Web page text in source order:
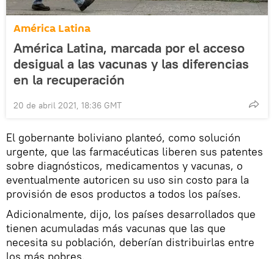
América Latina
América Latina, marcada por el acceso
desigual a las vacunas y las diferencias
en la recuperación
20 de abril 2021, 18:36 GMT
El gobernante boliviano planteó, como solución
urgente, que las farmacéuticas liberen sus patentes
sobre diagnósticos, medicamentos y vacunas, o
eventualmente autoricen su uso sin costo para la
provisión de esos productos a todos los países.
Adicionalmente, dijo, los países desarrollados que
tienen acumuladas más vacunas que las que
necesita su población, deberían distribuirlas entre